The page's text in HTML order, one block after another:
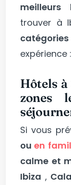
meilleurs
trouver à
catégories
expérience :
Hôtels à
zones
Si vous
ouen
calme et
Ibiza ,